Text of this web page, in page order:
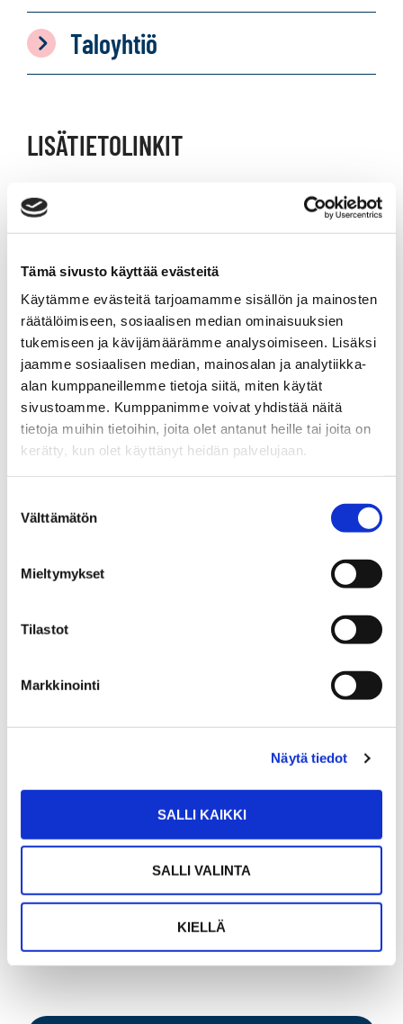
Tämä sivusto käyttää evästeitä
Käytämme evästeitä tarjoamamme sisällön ja mainosten
räätälöimiseen, sosiaalisen median ominaisuuksien
tukemiseen ja kävijämäärämme analysoimiseen. Lisäksi
jaamme sosiaalisen median, mainosalan ja analytiikka-
alan kumppaneillemme tietoja siitä, miten käytät
sivustoamme. Kumppanimme voivat yhdistää näitä
tietoja muihin tietoihin, joita olet antanut heille tai joita on
kerätty, kun olet käyttänyt heidän palvelujaan.
valinta
Välttämätön
Mieltymykset
Tilastot
Markkinointi
Näytä tiedot
SALLI KAIKKI
SALLI VALINTA
KIELLÄ
Taloyhtiö
LISÄTIETOLINKIT
Sp-Koti Jämsä Kipinä | Kiinteistönvälitys Tanja
+358 400 423 995
WhatsApp
anna.leppanen@spkoti.fi
Sp-Koti Jämsä Kipinä